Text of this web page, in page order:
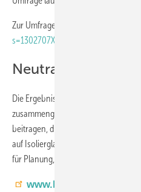
Zur Umfrage:
s=1302707X541469031X99720
Neutralität
Die Ergebnisse werden anonym
zusammengefasster Form zur
beitragen, die Diskussion, um den
auf Isolierglas fachlich zu fundieren
für Planung, Ausführung und
www.bundesverband-